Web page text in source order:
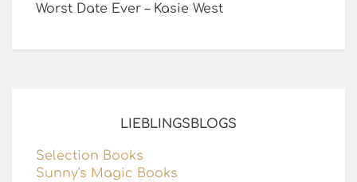
Worst Date Ever – Kasie West
LIEBLINGSBLOGS
Selection Books
Sunny's Magic Books